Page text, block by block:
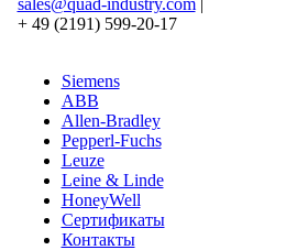
sales@quad-industry.com|
+ 49 (2191) 599-20-17
Siemens
ABB
Allen-Bradley
Pepperl-Fuchs
Leuze
Leine & Linde
HoneyWell
Сертификаты
Контакты